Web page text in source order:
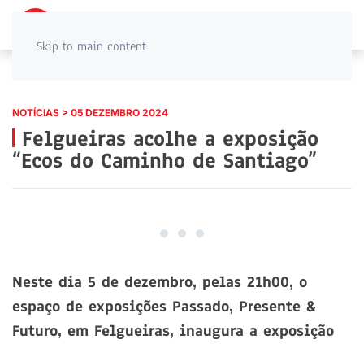
Skip to main content
NOTÍCIAS > 05 DEZEMBRO 2024
Felgueiras acolhe a exposição
“Ecos do Caminho de Santiago”
Neste dia 5 de dezembro, pelas 21h00, o
espaço de exposições Passado, Presente &
Futuro, em Felgueiras, inaugura a exposição